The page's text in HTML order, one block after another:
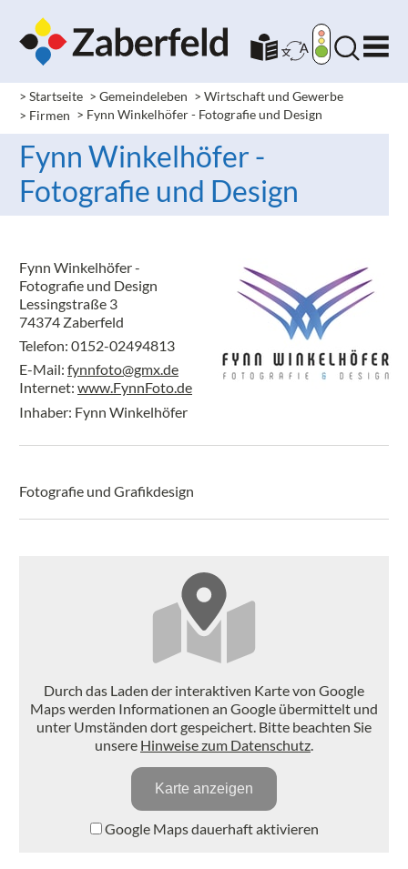
> Startseite > Gemeindeleben > Wirtschaft und Gewerbe
> Firmen > Fynn Winkelhöfer - Fotografie und Design
Fynn Winkelhöfer -
Fotografie und Design
Fynn Winkelhöfer -
Fotografie und Design
Lessingstraße 3
74374 Zaberfeld
Telefon: 0152-02494813
E-Mail: fynnfoto@gmx.de
Internet: www.FynnFoto.de
Inhaber: Fynn Winkelhöfer
Fotografie und Grafikdesign
Durch das Laden der interaktiven Karte von Google
Maps werden Informationen an Google übermittelt und
unter Umständen dort gespeichert. Bitte beachten Sie
unsere Hinweise zum Datenschutz
Karte anzeigen
Google Maps dauerhaft aktivieren